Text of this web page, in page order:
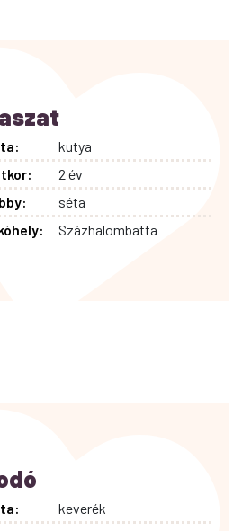
kutya
2 év
séta
Százhalombatta
keverék